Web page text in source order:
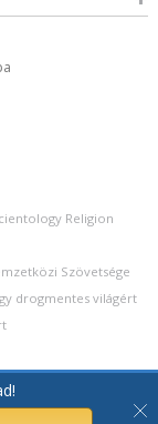
Religion
Szövetsége
drogmentes világért
•Használati feltételek•